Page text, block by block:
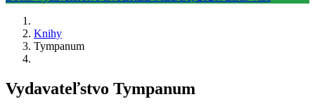
Knihy
Tympanum
Vydavateľstvo Tympanum